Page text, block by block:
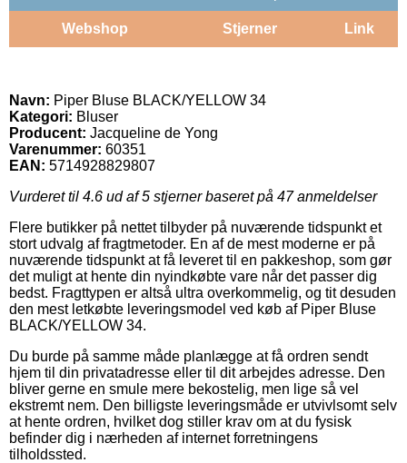
Webshop Stjerner Link
Navn: Piper Bluse BLACK/YELLOW 34
Kategori: Bluser
Producent: Jacqueline de Yong
Varenummer: 60351
EAN: 5714928829807
Vurderet til 4.6 ud af 5 stjerner baseret på 47anmeldelser
Flere butikker på nettet tilbyder på nuværende tidspunkt et
stort udvalg af fragtmetoder. En af de mest moderne er på
nuværende tidspunkt at få leveret til en pakkeshop, som gør
det muligt at hente din nyindkøbte vare når det passer dig
bedst. Fragttypen er altså ultra overkommelig, og tit desuden
den mest letkøbte leveringsmodel ved køb af Piper Bluse
BLACK/YELLOW 34.
Du burde på samme måde planlægge at få ordren sendt
hjem til din privatadresse eller til dit arbejdes adresse. Den
bliver gerne en smule mere bekostelig, men lige så vel
ekstremt nem. Den billigste leveringsmåde er utvivlsomt selv
at hente ordren, hvilket dog stiller krav om at du fysisk
befinder dig i nærheden af internet forretningens
tilholdssted.